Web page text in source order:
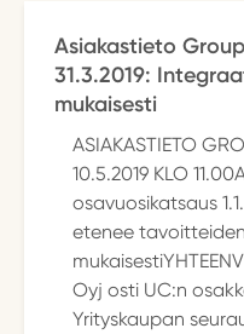
Asiakastieto
31.3.2019:
mukaisesti
ASIAKASTIETO
10.5.2019 KLO
osavuosikatsaus
etenee tavoitteiden
Oyj osti UC:n
Yrityskaupan